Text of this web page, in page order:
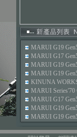
MARUI G19
MARUI G17
MARUI G19
MARUI G19
KINUNA
MARUI
MARUI G17
MARUI G19
MARUI G19